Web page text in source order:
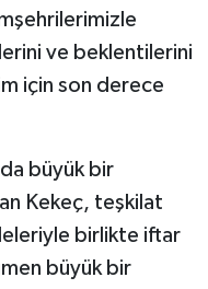
ve beklentilerini
için son derece
büyük bir
Kekeç, teşkilat
birlikte iftar
büyük bir